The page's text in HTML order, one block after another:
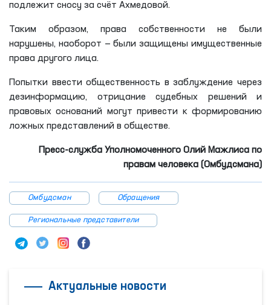
подлежит сносу за счёт Ахмедовой.
Таким образом, права собственности не были
нарушены, наоборот — были защищены имущественные
права другого лица.
Попытки ввести общественность в заблуждение через
дезинформацию, отрицание судебных решений и
правовых оснований могут привести к формированию
ложных представлений в обществе.
Пресс-служба Уполномоченного Олий Мажлиса по
правам человека (Омбудсмана)
Омбудсман Обращения
Региональные представители
Актуальные новости